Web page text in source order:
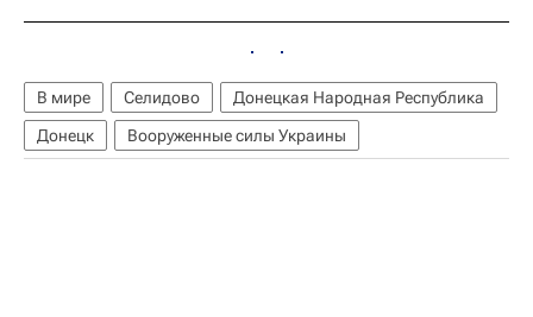
В мире Селидово
Донецкая Народная Республика
Донецк
Вооруженные силы Украины